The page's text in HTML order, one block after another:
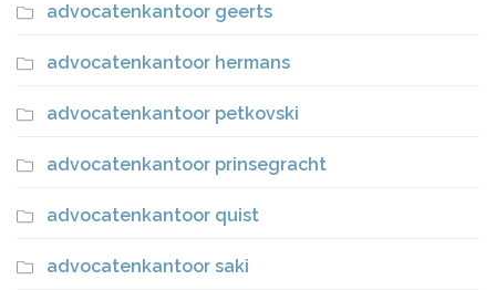
advocatenkantoor geerts
advocatenkantoor hermans
advocatenkantoor petkovski
advocatenkantoor prinsegracht
advocatenkantoor quist
advocatenkantoor saki